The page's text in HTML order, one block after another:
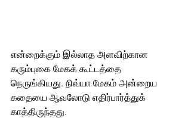
என்றைக்கும் இல்லாத அளவிற்கான
கரும்புகை மேகக் கூட்டத்தை
நெருங்கியது. நிவ்யா மேகம் அன்றைய
கதையை ஆவலோடு எதிர்பார்த்துக்
காத்திருந்தது.